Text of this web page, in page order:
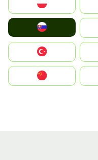
United States
中國香港特別行政區